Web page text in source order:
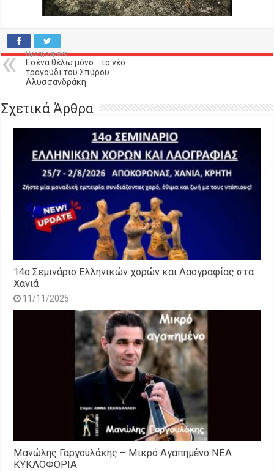
Προηγούμενο
Εσένα θέλω μόνο …το νέο
τραγούδι του Σπύρου
Αλυσσανδράκη
Σχετικά Άρθρα
14o Σεμινάριο Ελληνικών χορών και Λαογραφίας στα
Χανιά
11/11/2025
Μανώλης Γαργουλάκης – Μικρό Αγαπημένο NEΑ
ΚΥΚΛΟΦΟΡΙΑ